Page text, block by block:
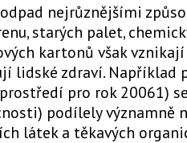
nejrůznějšími
starých palet,
kartonů však
lidské zdraví. Například
pro rok 20061)
podílely významně
látek a těkavých